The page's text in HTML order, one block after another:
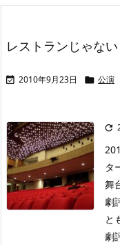
レストランじゃな
 2010年9月23日  公演

タ
舞
劇
と
劇